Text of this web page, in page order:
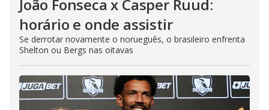
João Fonseca x Casper Ruud:
horário e onde assistir
Se derrotar novamente o norueguês, o brasileiro enfrenta
Shelton ou Bergs nas oitavas